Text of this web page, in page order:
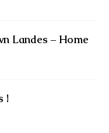
Landes – Home
!